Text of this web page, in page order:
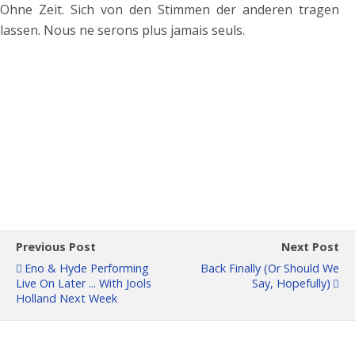
Ohne Zeit. Sich von den Stimmen der anderen tragen
lassen. Nous ne serons plus jamais seuls.
Previous Post
Eno & Hyde Performing
Live On Later ... With Jools
Holland Next Week
Next Post
Back Finally (or Should We
Say, Hopefully)